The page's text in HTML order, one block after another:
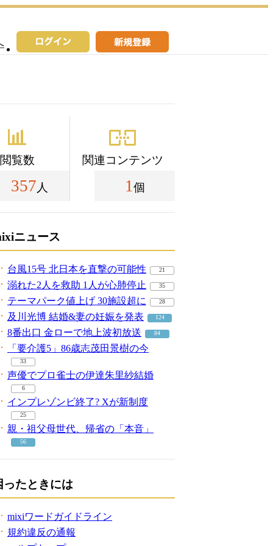
閲覧数
357 人
関連コンテンツ
1 個
ニュース
台風15号 北日本を直撃の可能性 21
溺れた2人を救助 1人が心肺停止 35
テーマパーク値上げ 30施設超に 28
及川光博 結婚&妻の妊娠を発表 124
8番出口 金ローで地上波初放送 84
「要介護5」86歳志茂田景樹の今
33
声優でプロ雀士の伊達朱里紗結婚
6
インプレゾンビ終了? Xが新制度
25
親・祖父母世代、帰省の「本音」
56
ったときには
mixiワードガイドライン
規約違反の通報